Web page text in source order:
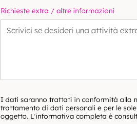
Richieste extra / altre informazioni
I dati saranno trattati in conformità alla
trattamento di dati personali e per le
oggetto. L'informativa completa è